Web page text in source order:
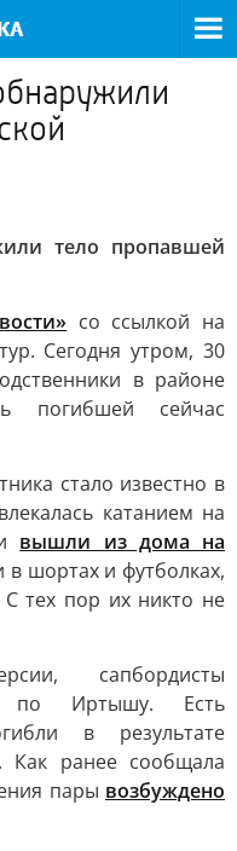
тело пропавшей
со ссылкой на
Сегодня утром, 30
в районе
погибшей сейчас
стало известно в
катанием на
вышли из дома на
в шортах и футболках,
тех пор их никто не
сапбордисты
по Иртышу. Есть
в результате
Как ранее сообщала
пары возбуждено